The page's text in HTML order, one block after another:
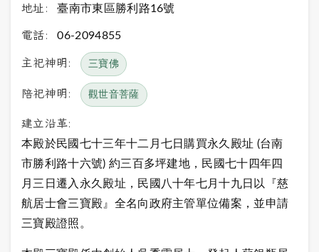
地址: 臺南市東區勝利路16號
電話: 06-2094855
主祀神明: 三寶佛
陪祀神明: 觀世音菩薩
建立沿革:
本殿於民國七十三年十二月七日購買永久殿址 (台南
市勝利路十六號) 約三百多坪建地，民國七十四年四
月三日遷入永久殿址，民國八十年七月十九日以『慈
航居士會三寶殿』全名向政府主管單位備案，並申請
三寶殿證照。